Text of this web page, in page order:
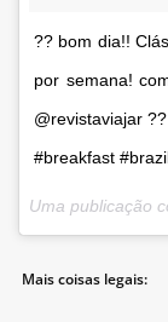
?? bom dia!!
por semana!
@revistaviajar
#breakfast
Mais coisas legais: